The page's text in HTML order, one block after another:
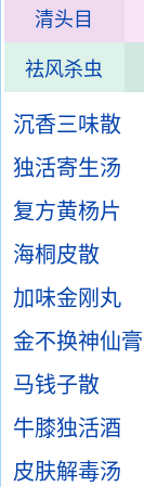
清头目
祛风杀虫
沉香三味散
独活寄生汤
复方黄杨片
海桐皮散
加味金刚丸
金不换神仙膏
马钱子散
牛膝独活酒
皮肤解毒汤